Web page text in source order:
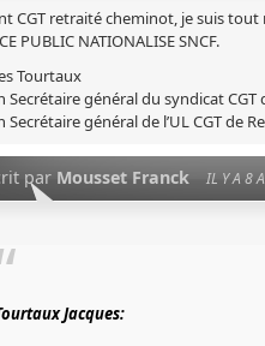
CGT retraité cheminot, je suis tout
PUBLIC NATIONALISE SNCF.
Tourtaux
Secrétaire général du syndicat
Secrétaire général de l’UL CGT de
par Mousset Franck IL Y A 8
Jacques: